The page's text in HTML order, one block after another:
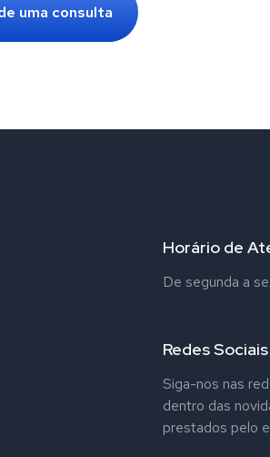
uma consulta
Horário de
De segunda a
Redes Sociais
Siga-nos nas
dentro das
prestados pelo